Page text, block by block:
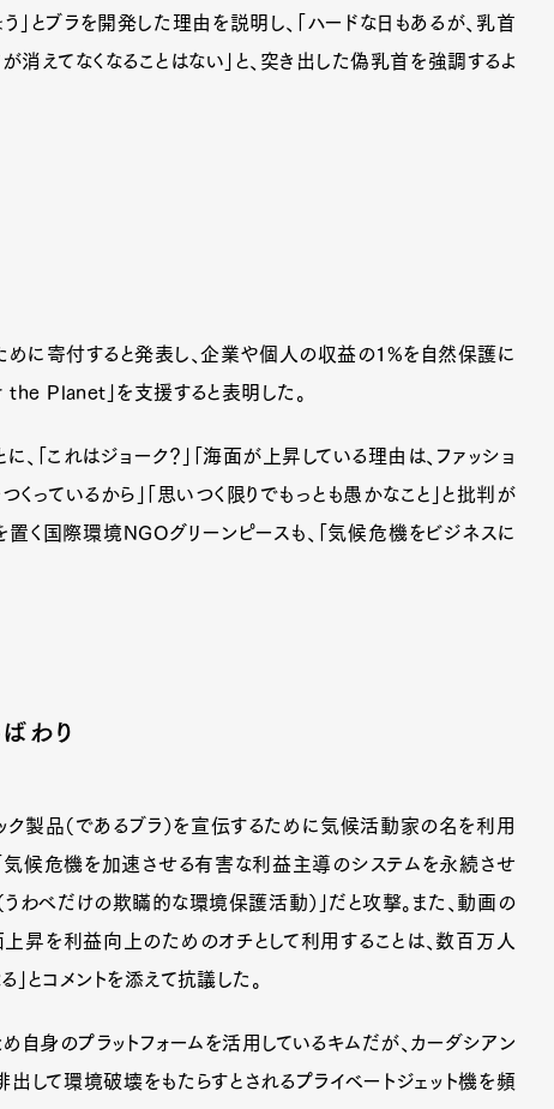
Lifestyle
う」とブラを開発した理由を説明し、「ハードな日もあるが、乳首
消えてなくなることはない」と、突き出した偽乳首を強調するよ
に寄付すると発表し、企業や個人の収益の1%を自然保護に
the Planet」を支援すると表明した。
、「これはジョーク？」「海面が上昇している理由は、ファッショ
っているから」「思いつく限りでもっとも愚かなこと」と批判が
置く国際環境NGOグリーンピースも、「気候危機をビジネスに
わり
ク製品（であるブラ）を宣伝するために気候活動家の名を利用
「気候危機を加速させる有害な利益主導のシステムを永続させ
（うわべだけの欺瞞的な環境保護活動）」だと攻撃。また、動画の
上昇を利益向上のためのオチとして利用することは、数百万人
とコメントを添えて抗議した。
身のプラットフォームを活用しているキムだが、カーダシアン
して環境破壊をもたらすとされるプライベートジェット機を頻